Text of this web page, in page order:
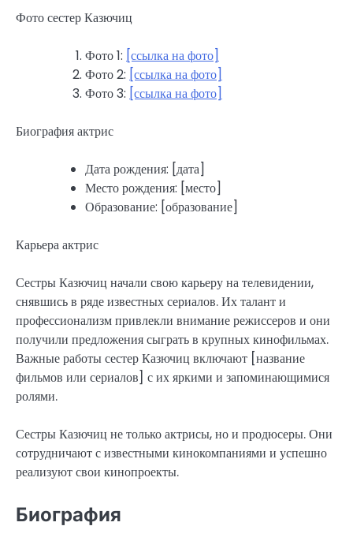
Фото сестер Казючиц
Фото 1: [ссылка на фото]
Фото 2: [ссылка на фото]
Фото 3: [ссылка на фото]
Биография актрис
Дата рождения: [дата]
Место рождения: [место]
Образование: [образование]
Карьера актрис
Сестры Казючиц начали свою карьеру на телевидении,
снявшись в ряде известных сериалов. Их талант и
профессионализм привлекли внимание режиссеров и они
получили предложения сыграть в крупных кинофильмах.
Важные работы сестер Казючиц включают [название
фильмов или сериалов] с их яркими и запоминающимися
ролями.
Сестры Казючиц не только актрисы, но и продюсеры. Они
сотрудничают с известными кинокомпаниями и успешно
реализуют свои кинопроекты.
Биография